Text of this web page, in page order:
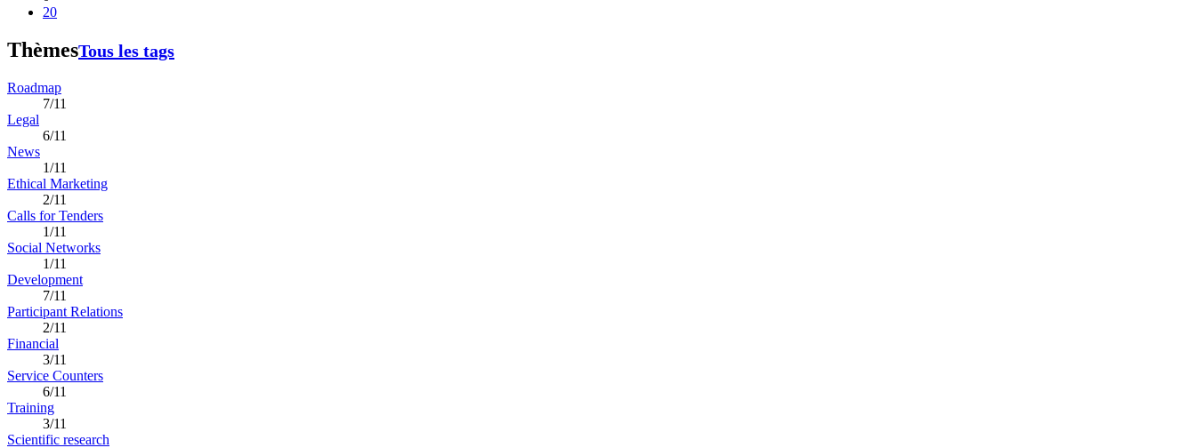
20
ThèmesTous les tags
Roadmap
7/11
Legal
6/11
News
1/11
Ethical Marketing
2/11
Calls for Tenders
1/11
Social Networks
1/11
Development
7/11
Participant Relations
2/11
Financial
3/11
Service Counters
6/11
Training
3/11
Scientific research